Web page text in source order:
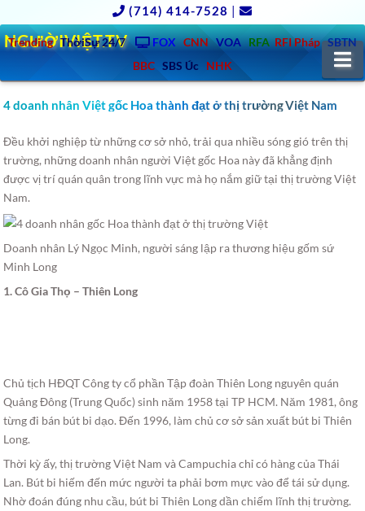
(714) 414-7528 |
Trending ThờiSự 24/7 FOX CNN VOA RFA RFI Pháp SBTN
BBC SBS Úc NHK
NGƯỜIVIỆT.TV
4 doanh nhân Việt gốc Hoa thành đạt ở thị trường Việt Nam
Đều khởi nghiệp từ những cơ sở nhỏ, trải qua nhiều sóng gió trên thị
trường, những doanh nhân người Việt gốc Hoa này đã khẳng định
được vị trí quán quân trong lĩnh vực mà họ nắm giữ tại thị trường Việt
Nam.
Doanh nhân Lý Ngọc Minh, người sáng lập ra thương hiệu gốm sứ
Minh Long
1. Cô Gia Thọ – Thiên Long
Chủ tịch HĐQT Công ty cổ phần Tập đoàn Thiên Long nguyên quán
Quảng Đông (Trung Quốc) sinh năm 1958 tại TP HCM. Năm 1981, ông
từng đi bán bút bi dạo. Đến 1996, làm chủ cơ sở sản xuất bút bi Thiên
Long.
Thời kỳ ấy, thị trường Việt Nam và Campuchia chỉ có hàng của Thái
Lan. Bút bi hiếm đến mức người ta phải bơm mực vào để tái sử dụng.
Nhờ đoán đúng nhu cầu, bút bi Thiên Long dần chiếm lĩnh thị trường.